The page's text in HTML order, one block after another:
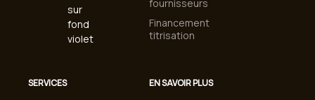
SERVICES
fournisseurs
Financement
titrisation
EN SAVOIR PLUS